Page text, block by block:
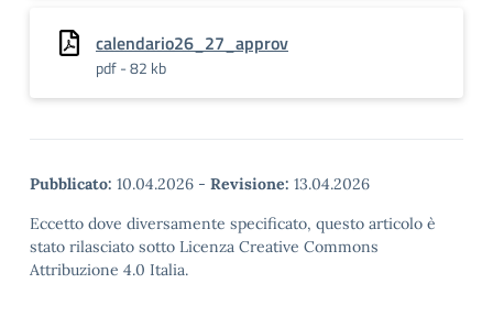
calendario26_27_approv
pdf - 82 kb
Pubblicato: 10.04.2026 - Revisione: 13.04.2026
Eccetto dove diversamente specificato, questo articolo è
stato rilasciato sotto Licenza Creative Commons
Attribuzione 4.0 Italia.